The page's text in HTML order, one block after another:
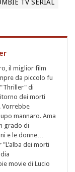
TV SERIAL
il miglior film
da piccolo fu
di
dei morti
Vorrebbe
mannaro. Ama
grado di
e le donne…
dei morti
movie di Lucio